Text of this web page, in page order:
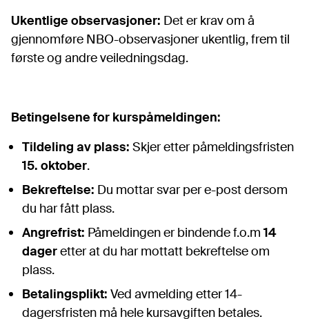
Ukentlige observasjoner: Det er krav om å
gjennomføre NBO-observasjoner ukentlig, frem til
første og andre veiledningsdag.
Betingelsene for kurspåmeldingen:
Tildeling av plass: Skjer etter påmeldingsfristen
15. oktober.
Bekreftelse: Du mottar svar per e-post dersom
du har fått plass.
Angrefrist: Påmeldingen er bindendef.o.m 14
dageretterat du har mottatt bekreftelse om
plass.
Betalingsplikt: Ved avmelding etter 14-
dagersfristen må hele kursavgiften betales.